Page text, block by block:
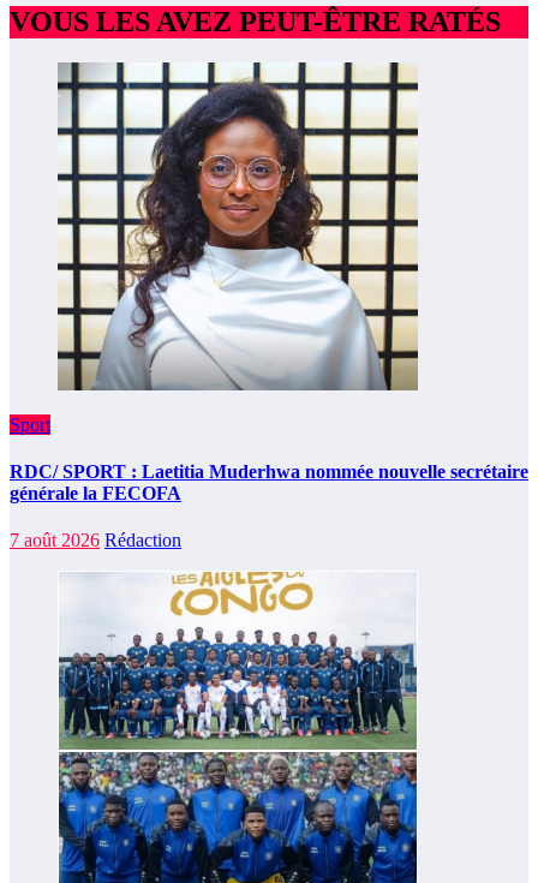
VOUS LES AVEZ PEUT-ÊTRE RATÉS
Sport
RDC/ SPORT : Laetitia Muderhwa nommée nouvelle secrétaire
générale la FECOFA
7 août 2026 Rédaction